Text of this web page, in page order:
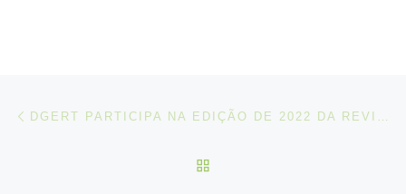
Post navigation